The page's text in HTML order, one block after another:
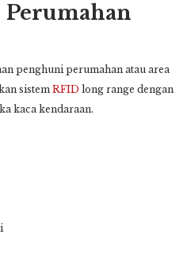
Perumahan
penghuni perumahan atau area
sistemRFID long range dengan
kaca kendaraan.